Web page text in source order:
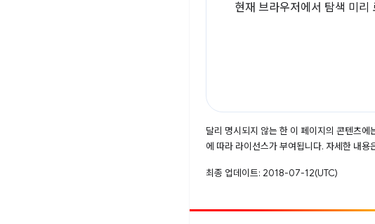
현재 브라우저에서 탐색 미리
달리 명시되지 않는 한 이 페이지의 콘텐츠에
에 따라 라이선스가 부여됩니다. 자세한 내용
최종 업데이트: 2018-07-12(UTC)